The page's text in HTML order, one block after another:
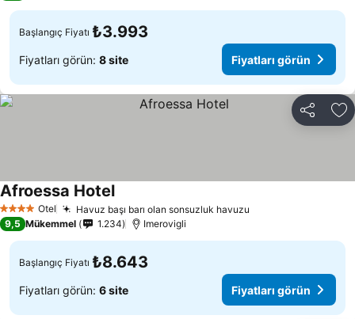
Başlangıç Fiyatı ₺3.993
Fiyatları görün: 8 site Fiyatları görün
Paylaş
4 Yıldız Otel Havuz başı barı olan sonsuzluk havuzu
Afroessa Hotel
9,5 Mükemmel 1.234 Imerovigli
Başlangıç Fiyatı ₺8.643
Fiyatları görün: 6 site Fiyatları görün